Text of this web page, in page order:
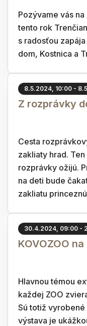
Pozývame vás
tento rok
s radosťou
dom, Kostnica a
8.5.2024, 10:00 -
Z rozprávky
Cesta
zakliaty hrad.
rozprávky ožijú.
na deti bude
zakliatu
30.4.2024, 09:00 -
KOVOZOO
Hlavnou témou
každej ZOO
Sú totiž
výstava je